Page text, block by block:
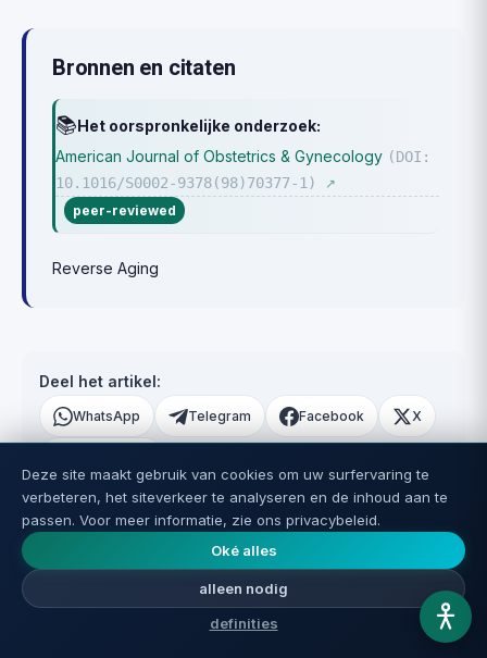
Bronnen en citaten
📚Het oorspronkelijke onderzoek:
American Journal of Obstetrics & Gynecology (DOI:
10.1016/S0002-9378(98)70377-1)
↗
peer-reviewed
Reverse Aging
Deel het artikel:
WhatsApp Telegram Facebook X
💬 Reacties (0)
Deze site maakt gebruik van cookies om uw surfervaring te
verbeteren, het siteverkeer te analyseren en de inhoud aan te
passen. Voor meer informatie, zie ons privacybeleid.
Oké alles
alleen nodig
definities